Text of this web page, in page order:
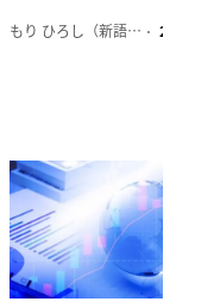
もり ひろし（新語ウォッチャー） 2023年7